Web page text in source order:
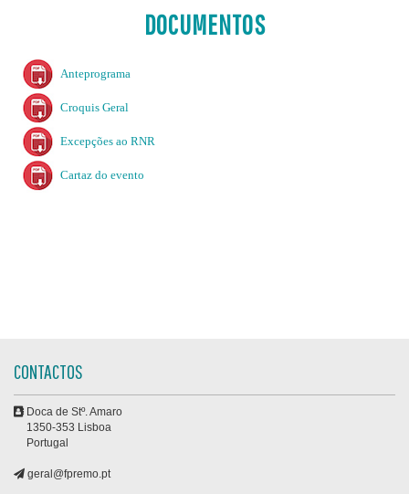
DOCUMENTOS
Anteprograma
Croquis Geral
Excepções ao RNR
Cartaz do evento
CONTACTOS
Doca de Stº. Amaro
1350-353 Lisboa
Portugal
geral@fpremo.pt